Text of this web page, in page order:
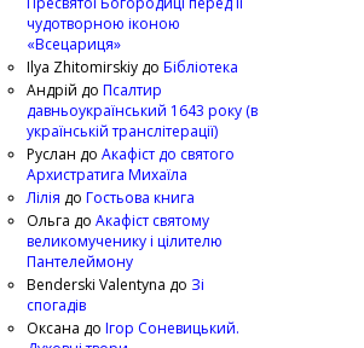
чудотворною іконою
«Всецариця»
Ilya Zhitomirskiy до Бібліотека
Андрій до Псалтир
давньоукраїнський 1643 року (в
українській транслітерації)
Руслан до Акафіст до святого
Архистратига Михаїла
Лілія до Гостьова книга
Ольга до Акафіст святому
великомученику і цілителю
Пантелеймону
Benderski Valentyna до Зі
спогадів
Оксана до Ігор Соневицький.